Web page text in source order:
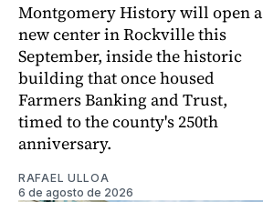
Montgomery History will open a
new center in Rockville this
September, inside the historic
building that once housed
Farmers Banking and Trust,
timed to the county's 250th
anniversary.
RAFAEL ULLOA
6 de agosto de 2026